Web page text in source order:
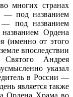
многих странах
— под названием
под названием
Ордена
(именно от этого
впоследствии
Андрея
указал
в России —
является также
Ордена Храма во